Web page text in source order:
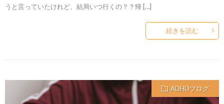
うと言っていたけれど、結局いつ行くの？？帰 […]
続きを読む
ADHDブログ